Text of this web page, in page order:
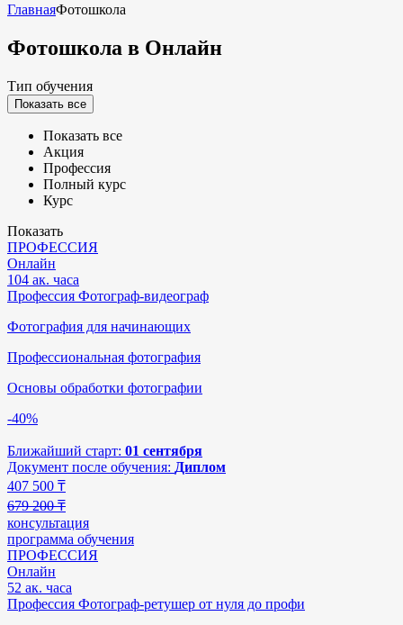
ГлавнаяФотошкола
Фотошкола в Онлайн
Тип обучения
Показать все
Показать все
Акция
Профессия
Полный курс
Курс
Показать
ПРОФЕССИЯ
Онлайн
104 ак. часа
Профессия Фотограф-видеограф
Фотография для начинающих
Профессиональная фотография
Основы обработки фотографии
-40%
Ближайший старт: 01 сентября
Документ после обучения: Диплом
407 500 ₸
679 200 ₸
консультация
программа обучения
ПРОФЕССИЯ
Онлайн
52 ак. часа
Профессия Фотограф-ретушер от нуля до профи